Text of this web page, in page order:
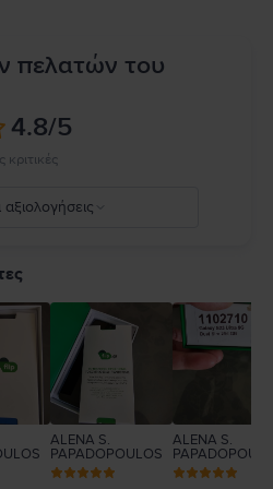
πελατών του
4.8/5
4
ALENA S.
PAPADOPOULOS
ALENA S.